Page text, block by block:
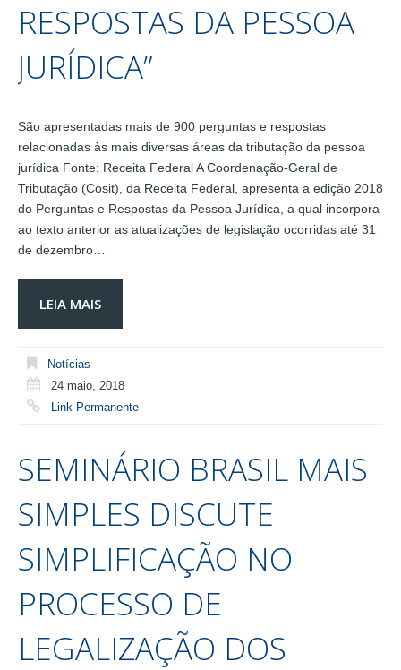
RESPOSTAS DA PESSOA
JURÍDICA”
São apresentadas mais de 900 perguntas e respostas
relacionadas às mais diversas áreas da tributação da pessoa
jurídica Fonte: Receita Federal A Coordenação-Geral de
Tributação (Cosit), da Receita Federal, apresenta a edição 2018
do Perguntas e Respostas da Pessoa Jurídica, a qual incorpora
ao texto anterior as atualizações de legislação ocorridas até 31
de dezembro…
LEIA MAIS
Notícias
24 maio, 2018
Link Permanente
SEMINÁRIO BRASIL MAIS
SIMPLES DISCUTE
SIMPLIFICAÇÃO NO
PROCESSO DE
LEGALIZAÇÃO DOS